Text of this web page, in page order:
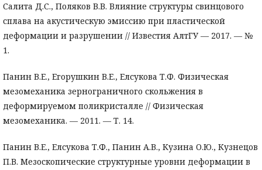
Салита Д.С., Поляков В.В. Влияние структуры свинцового
сплава на акустическую эмиссию при пластической
деформации и разрушении // Известия АлтГУ — 2017. — №
1.
Панин В.Е., Егорушкин В.Е., Елсукова Т.Ф. Физическая
мезомеханика зернограничного скольжения в
деформируемом поликристалле // Физическая
мезомеханика. — 2011. — Т. 14.
Панин В.Е., Елсукова Т.Ф., Панин А.В., Кузина О.Ю., Кузнецов
П.В. Мезоскопические структурные уровни деформации в